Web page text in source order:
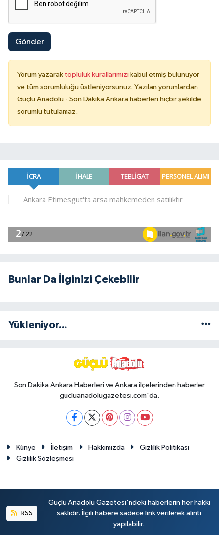
Gönder
Yorum yazarak topluluk kurallarımızı kabul etmiş bulunuyor
ve tüm sorumluluğu üstleniyorsunuz. Yazılan yorumlardan
Güçlü Anadolu - Son Dakika Ankara haberleri hiçbir şekilde
sorumlu tutulamaz.
Bunlar Da İlginizi Çekebilir
Yükleniyor...
Son Dakika Ankara Haberleri ve Ankara ilçelerinden haberler
gucluanadolugazetesi.com'da.
Künye İletişim Hakkımızda
Gizlilik Politikası
Gizlilik Sözleşmesi
RSS
Güçlü Anadolu Gazetesi'ndeki haberlerin her hakkı
saklıdır. İlgili habere sadece link verilerek alıntı
yapılabilir.